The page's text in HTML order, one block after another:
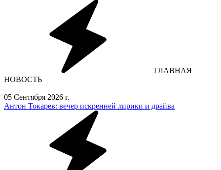
ГЛАВНАЯ
НОВОСТЬ
05 Сентября 2026 г.
Антон Токарев: вечер искренней лирики и драйва